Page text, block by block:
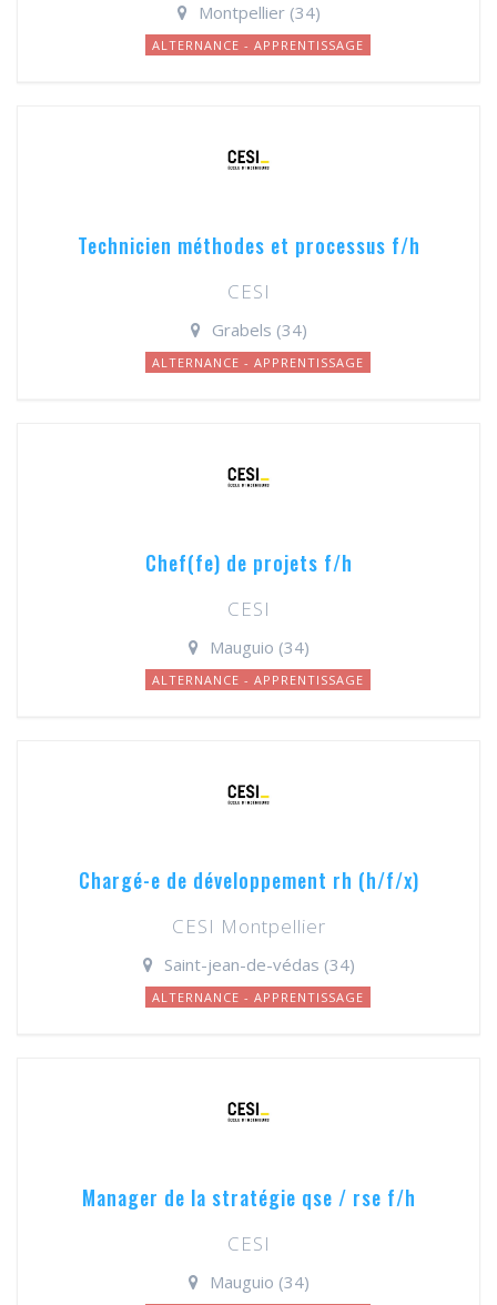
Montpellier (34)
ALTERNANCE - APPRENTISSAGE
Technicien méthodes et processus f/h
CESI
Grabels (34)
ALTERNANCE - APPRENTISSAGE
Chef(fe) de projets f/h
CESI
Mauguio (34)
ALTERNANCE - APPRENTISSAGE
Chargé-e de développement rh (h/f/x)
CESI Montpellier
Saint-jean-de-védas (34)
ALTERNANCE - APPRENTISSAGE
Manager de la stratégie qse / rse f/h
CESI
Mauguio (34)